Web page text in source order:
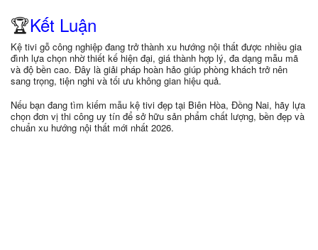
🏆Kết Luận
Kệ tivi gỗ công nghiệp đang trở thành xu hướng nội thất được nhiều gia
đình lựa chọn nhờ thiết kế hiện đại, giá thành hợp lý, đa dạng mẫu mã
và độ bền cao. Đây là giải pháp hoàn hảo giúp phòng khách trở nên
sang trọng, tiện nghi và tối ưu không gian hiệu quả.
Nếu bạn đang tìm kiếm mẫu kệ tivi đẹp tại Biên Hòa, Đồng Nai, hãy lựa
chọn đơn vị thi công uy tín để sở hữu sản phẩm chất lượng, bền đẹp và
chuẩn xu hướng nội thất mới nhất 2026.